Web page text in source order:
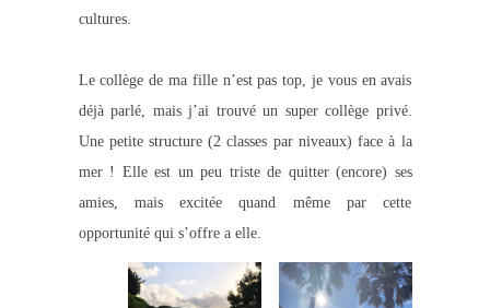
cultures.
Le collège de ma fille n’est pas top, je vous en avais
déjà parlé, mais j’ai trouvé un super collège privé.
Une petite structure (2 classes par niveaux) face à la
mer ! Elle est un peu triste de quitter (encore) ses
amies, mais excitée quand même par cette
opportunité qui s’offre a elle.